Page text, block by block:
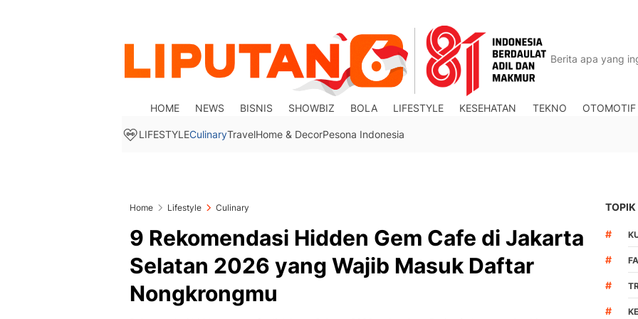
HOME NEWS BISNIS SHOWBIZ BOLA LIFESTYLE KESEHATAN TEKNO OTOMOTIF
LIFESTYLECulinaryTravelHome & DecorPesona Indonesia
Home Lifestyle Culinary
9 Rekomendasi Hidden Gem Cafe di Jakarta
Selatan 2026 yang Wajib Masuk Daftar
Nongkrongmu
TOPIK
#
#
#
#